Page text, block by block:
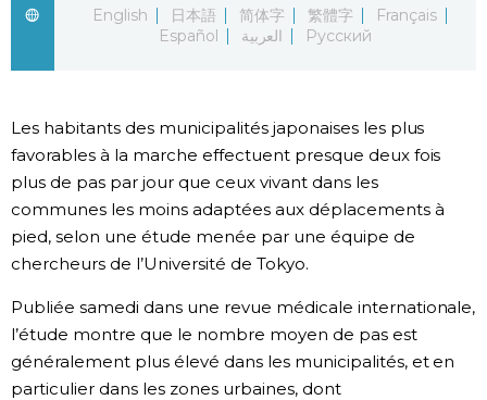
Русский
Société
Culture
Gastronomie
Le japonais
En plus
English
日本語 简体字 繁體字
Français
Español
العربية Русский
Les habitants des municipalités japonaises les plus
favorables à la marche effectuent presque deux fois
plus de pas par jour que ceux vivant dans les
communes les moins adaptées aux déplacements à
pied, selon une étude menée par une équipe de
chercheurs de l’Université de Tokyo.
Publiée samedi dans une revue médicale internationale,
l’étude montre que le nombre moyen de pas est
généralement plus élevé dans les municipalités, et en
particulier dans les zones urbaines, dont